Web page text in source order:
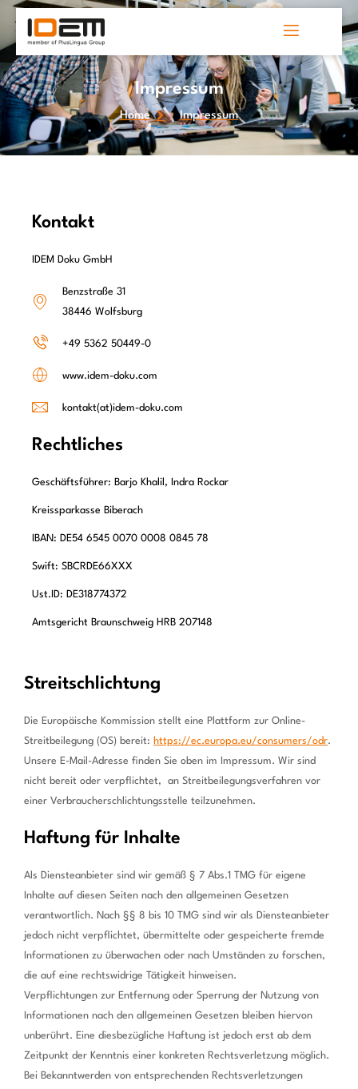
Impressum
Home Impressum
Kontakt
IDEM Doku GmbH
Benzstraße 31
38446 Wolfsburg
+49 5362 50449-0
www.idem-doku.com
kontakt(at)idem-doku.com
Rechtliches
Geschäftsführer: Barjo Khalil, Indra Rockar
Kreissparkasse Biberach
IBAN: DE54 6545 0070 0008 0845 78
Swift: SBCRDE66XXX
Ust.ID: DE318774372
Amtsgericht Braunschweig HRB 207148
Streitschlichtung
Die Europäische Kommission stellt eine Plattform zur Online-
Streitbeilegung (OS) bereit: https://ec.europa.eu/consumers/odr.
Unsere E-Mail-Adresse finden Sie oben im Impressum. Wir sind
nicht bereit oder verpflichtet, an Streitbeilegungsverfahren vor
einer Verbraucherschlichtungsstelle teilzunehmen.
Haftung für Inhalte
Als Diensteanbieter sind wir gemäß § 7 Abs.1 TMG für eigene
Inhalte auf diesen Seiten nach den allgemeinen Gesetzen
verantwortlich. Nach §§ 8 bis 10 TMG sind wir als Diensteanbieter
jedoch nicht verpflichtet, übermittelte oder gespeicherte fremde
Informationen zu überwachen oder nach Umständen zu forschen,
die auf eine rechtswidrige Tätigkeit hinweisen.
Verpflichtungen zur Entfernung oder Sperrung der Nutzung von
Informationen nach den allgemeinen Gesetzen bleiben hiervon
unberührt. Eine diesbezügliche Haftung ist jedoch erst ab dem
Zeitpunkt der Kenntnis einer konkreten Rechtsverletzung möglich.
Bei Bekanntwerden von entsprechenden Rechtsverletzungen